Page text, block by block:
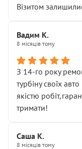
Візитом
Вадим К.
8 місяців тому
З 14-го року
турбіну своїх
якістю
тримати!
Саша К.
8 місяців тому